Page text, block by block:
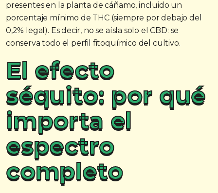
presentes en la planta de cáñamo, incluido un
porcentaje mínimo de THC (siempre por debajo del
0,2% legal). Es decir, no se aísla solo el CBD: se
conserva todo el perfil fitoquímico del cultivo.
El efecto
séquito: por qué
importa el
espectro
completo